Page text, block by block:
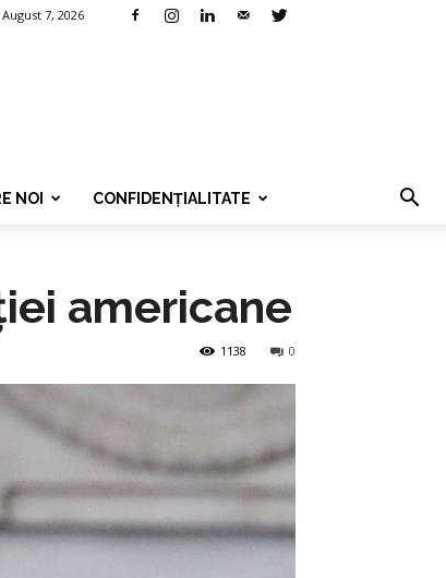
7, 2026
NOI CONFIDENȚIALITATE
americane
0
1138